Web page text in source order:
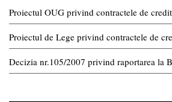
Proiectul OUG privind contractele de
Proiectul de Lege privind contractele de
Decizia nr.105/2007 privind raportarea la